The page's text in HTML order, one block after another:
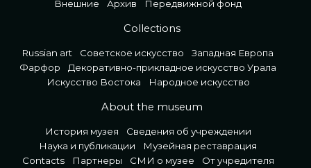
Внешние
Архив Передвижной фонд
Collections
Russian art Советское искусство
Западная Европа
Фарфор
Декоративно-прикладное искусство Урала
Искусство Востока
Народное искусство
About the museum
История музея
Сведения об учреждении
Наука и публикации
Музейная реставрация
Contacts
Партнеры СМИ о музее От учредителя